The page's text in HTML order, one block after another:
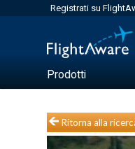
Registrati su
Prodotti
Ritorna alla